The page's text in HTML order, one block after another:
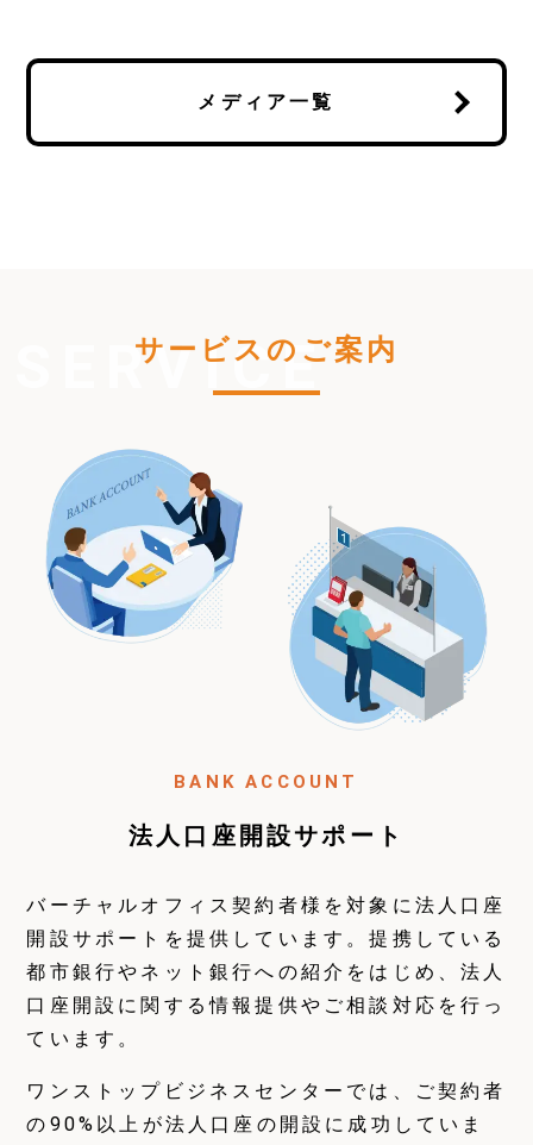
メディア一覧
サービスのご案内
BANK ACCOUNT
法人口座開設サポート
バーチャルオフィス契約者様を対象に法人口座
開設サポートを提供しています。提携している
都市銀行やネット銀行への紹介をはじめ、法人
口座開設に関する情報提供やご相談対応を行っ
ています。
ワンストップビジネスセンターでは、ご契約者
の90%以上が法人口座の開設に成功していま